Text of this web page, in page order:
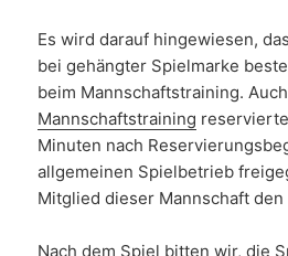
Es wird darauf hingewiesen,
bei gehängter Spielmarke
beim Mannschaftstraining.
Mannschaftstraining
Minuten nach
allgemeinen Spielbetrieb
Mitglied dieser Mannschaft
Nach dem Spiel bitten wir, die